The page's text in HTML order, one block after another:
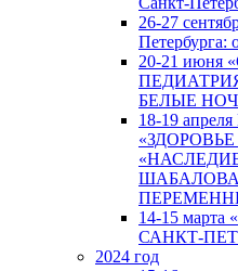
26-27
Петербурга:
20-21
БЕЛЫЕ
18-19
14-15
САНКТ-
2024 год